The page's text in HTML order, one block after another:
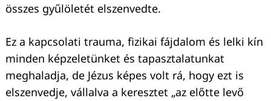
összes gyűlöletét elszenvedte.
Ez a kapcsolati trauma, fizikai fájdalom és lelki kín
minden képzeletünket és tapasztalatunkat
meghaladja, de Jézus képes volt rá, hogy ezt is
elszenvedje, vállalva a keresztet „az előtte levő